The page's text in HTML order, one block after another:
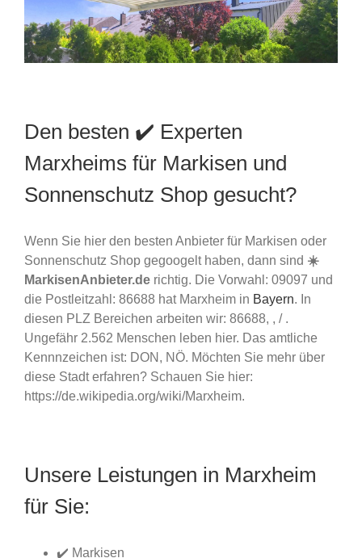
Den besten ✔️ Experten
Marxheims für Markisen und
Sonnenschutz Shop gesucht?
Wenn Sie hier den besten Anbieter für Markisen oder
Sonnenschutz Shop gegoogelt haben, dann sind ☀️
MarkisenAnbieter.de richtig. Die Vorwahl: 09097 und
die Postleitzahl: 86688 hat Marxheim in Bayern. In
diesen PLZ Bereichen arbeiten wir: 86688, , / .
Ungefähr 2.562 Menschen leben hier. Das amtliche
Kennnzeichen ist: DON, NÖ. Möchten Sie mehr über
diese Stadt erfahren? Schauen Sie hier:
https://de.wikipedia.org/wiki/Marxheim.
Unsere Leistungen in Marxheim
für Sie:
✔️ Markisen